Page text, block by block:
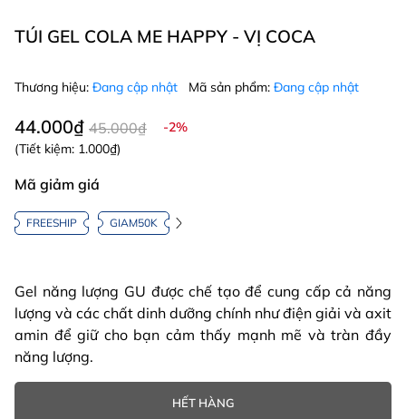
TÚI GEL COLA ME HAPPY - VỊ COCA
Thương hiệu: Đang cập nhật Mã sản phẩm: Đang cập nhật
44.000₫ 45.000₫
-2%
(Tiết kiệm: 1.000₫)
Mã giảm giá
FREESHIP GIAM50K
Gel năng lượng GU được chế tạo để cung cấp cả năng
lượng và các chất dinh dưỡng chính như điện giải và axit
amin để giữ cho bạn cảm thấy mạnh mẽ và tràn đầy
năng lượng.
HẾT HÀNG